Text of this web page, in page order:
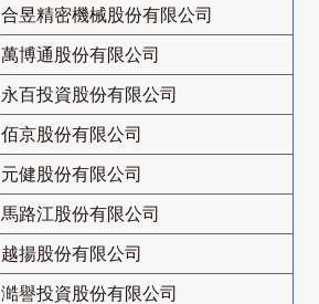
合昱精密機械股份有限公司
萬博通股份有限公司
永百投資股份有限公司
佰京股份有限公司
元健股份有限公司
馬路江股份有限公司
越揚股份有限公司
澔譽投資股份有限公司